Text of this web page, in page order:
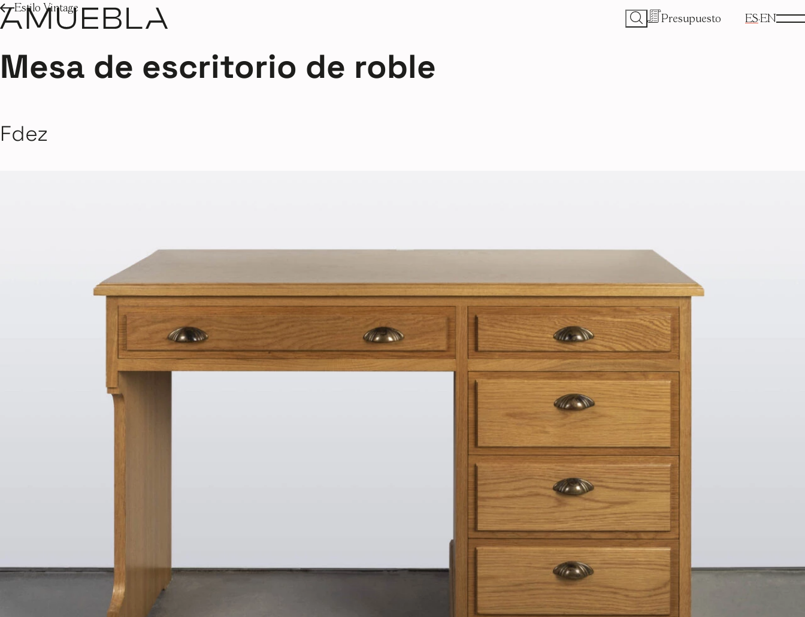
Presupuesto ES EN
Estilo Vintage
Mesa de escritorio de roble
Fdez